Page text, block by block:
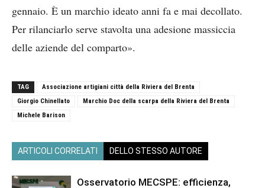
gennaio. È un marchio ideato anni fa e mai decollato.
Per rilanciarlo serve stavolta una adesione massiccia
delle aziende del comparto».
TAG
Associazione artigiani città della Riviera del Brenta
Giorgio Chinellato
Marchio Doc della scarpa della Riviera del Brenta
Michele Barison
ARTICOLI CORRELATI DELLO STESSO AUTORE
Osservatorio MECSPE: efficienza,